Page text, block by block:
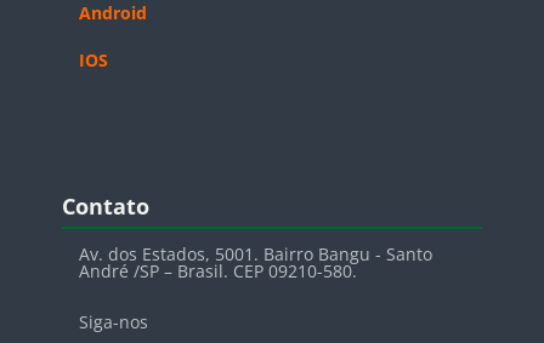
Android
IOS
Blocos
Contato
Av. dos Estados, 5001. Bairro Bangu - Santo
André /SP – Brasil. CEP 09210-580.
Siga-nos